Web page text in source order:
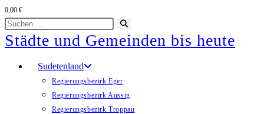
0,00 €
Diese
Website
durchsuchen
starten
Städte und Gemeinden bis heute
Sudetenland
Regierungsbezirk Eger
Regierungsbezirk Aussig
Regierungsbezirk Troppau